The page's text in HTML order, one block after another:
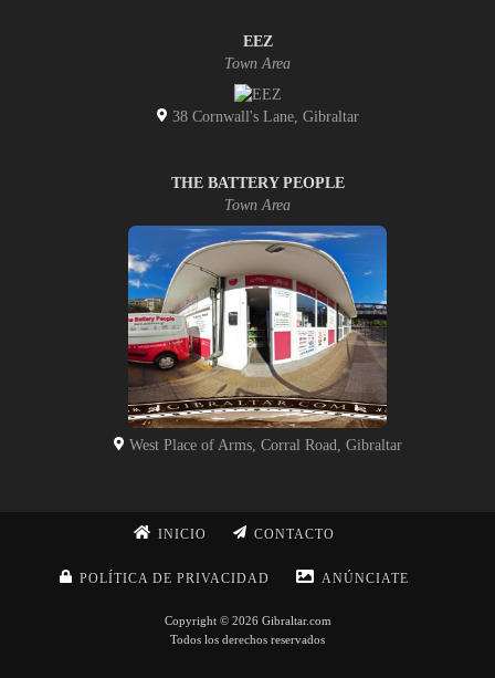
EEZ
Town Area
38 Cornwall's Lane, Gibraltar
THE BATTERY PEOPLE
Town Area
West Place of Arms, Corral Road, Gibraltar
INICIO CONTACTO
POLÍTICA DE PRIVACIDAD ANÚNCIATE
Copyright © 2026 Gibraltar.com
Todos los derechos reservados